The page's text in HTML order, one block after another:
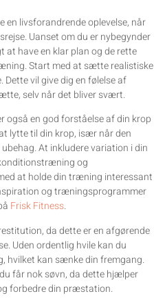
livsforandrende oplevelse, når
Uanset om du er nybegynder
at have en klar plan og de rette
Start med at sætte realistiske
Dette vil give dig en følelse af
selv når det bliver svært.
en god forståelse af din krop
lytte til din krop, især når den
At inkludere variation i din
og
at holde din træning interessant
og træningsprogrammer
Frisk Fitness.
da dette er en afgørende
Uden ordentlig hvile kan du
hvilket kan sænke din fremgang.
får nok søvn, da dette hjælper
forbedre din præstation.